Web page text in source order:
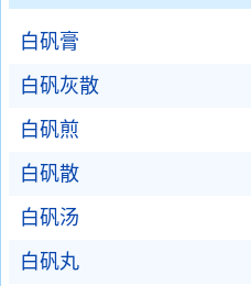
白矾膏
白矾灰散
白矾煎
白矾散
白矾汤
白矾丸